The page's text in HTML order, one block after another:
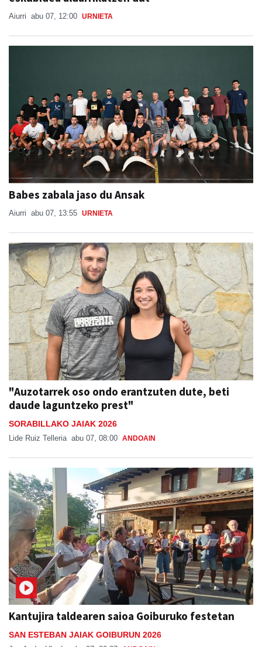
Aiurri abu 07, 12:00 URNIETA
Babes zabala jaso du Ansak
Aiurri abu 07, 13:55 URNIETA
"Auzotarrek oso ondo erantzuten dute, beti
daude laguntzeko prest"
SORABILLAKO JAIAK 2026
Lide Ruiz Telleria abu 07, 08:00 ANDOAIN
Kantujira taldearen saioa Goiburuko festetan
SAN ESTEBAN JAIAK GOIBURUN 2026